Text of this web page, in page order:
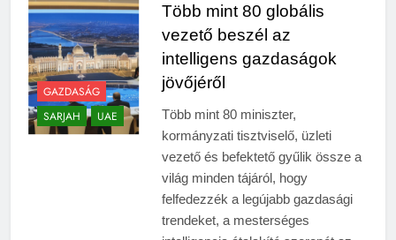
GAZDASÁG
SARJAH
UAE
Több mint 80 globális
vezető beszél az
intelligens gazdaságok
jövőjéről
Több mint 80 miniszter,
kormányzati tisztviselő, üzleti
vezető és befektető gyűlik össze a
világ minden tájáról, hogy
felfedezzék a legújabb gazdasági
trendeket, a mesterséges